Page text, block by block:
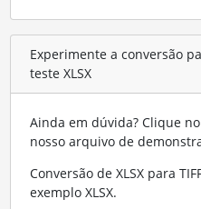
Experimente a conversão
teste XLSX
Ainda em dúvida? Clique
nosso arquivo de
Conversão de XLSX para
exemplo XLSX.